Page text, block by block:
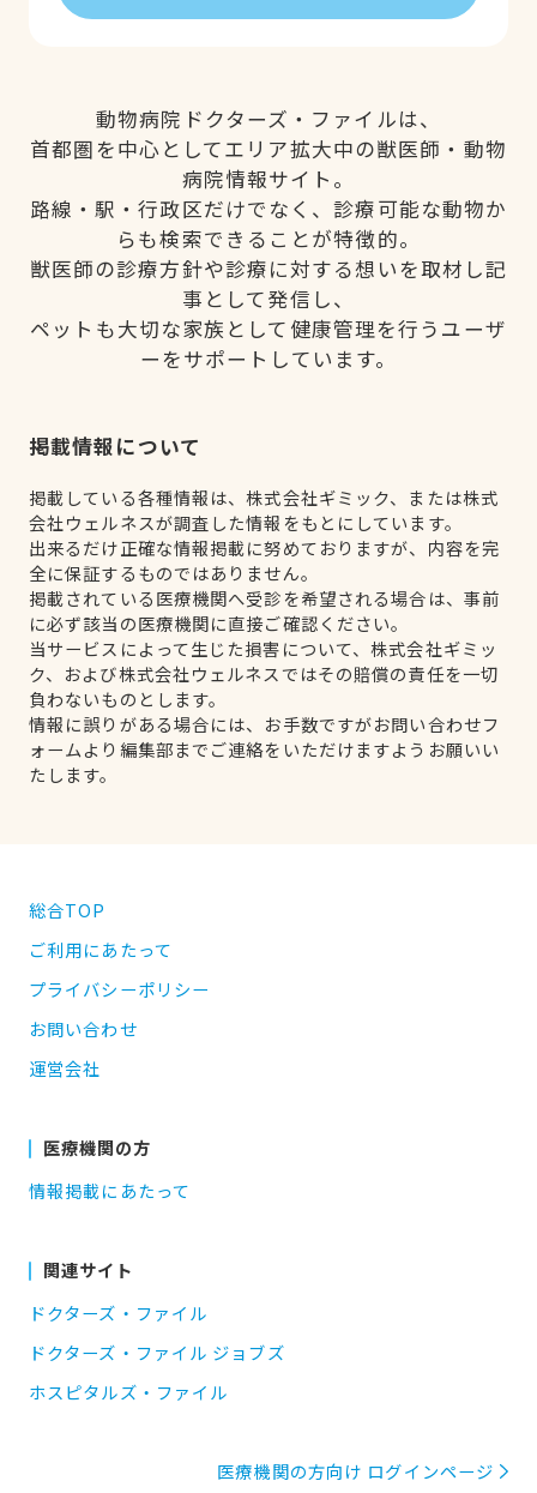
動物病院ドクターズ・ファイルは、
首都圏を中心としてエリア拡大中の獣医師・動物
病院情報サイト。
路線・駅・行政区だけでなく、診療可能な動物か
らも検索できることが特徴的。
獣医師の診療方針や診療に対する想いを取材し記
事として発信し、
ペットも大切な家族として健康管理を行うユーザ
ーをサポートしています。
掲載情報について
掲載している各種情報は、株式会社ギミック、または株式
会社ウェルネスが調査した情報をもとにしています。
出来るだけ正確な情報掲載に努めておりますが、内容を完
全に保証するものではありません。
掲載されている医療機関へ受診を希望される場合は、事前
に必ず該当の医療機関に直接ご確認ください。
当サービスによって生じた損害について、株式会社ギミッ
ク、および株式会社ウェルネスではその賠償の責任を一切
負わないものとします。
情報に誤りがある場合には、お手数ですがお問い合わせフ
ォームより編集部までご連絡をいただけますようお願いい
たします。
総合TOP
ご利用にあたって
プライバシーポリシー
お問い合わせ
運営会社
医療機関の方
情報掲載にあたって
関連サイト
ドクターズ・ファイル
ドクターズ・ファイル ジョブズ
ホスピタルズ・ファイル
医療機関の方向け ログインページ